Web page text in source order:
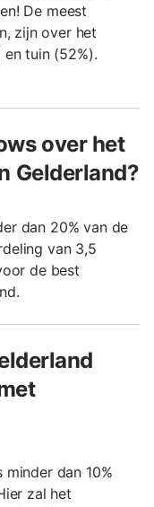
De meest
zijn over het
tuin (52%).
over het
Gelderland?
dan 20% van de
van 3,5
de best
dan 10%
zal het